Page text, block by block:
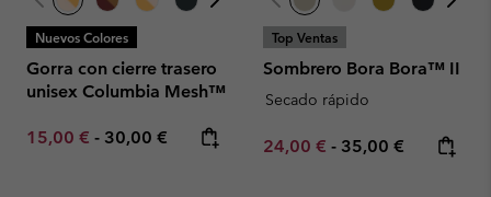
Nuevos Colores
Gorra con cierre trasero
unisex Columbia Mesh™
Minimum sale price:
15,00 € - Maximum price:
30,00 €
Top Ventas
Sombrero Bora Bora™ II
Secado rápido
Minimum sale price:
24,00 € - Maximum price:
35,00 €